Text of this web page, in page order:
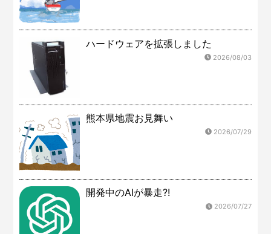
ハードウェアを拡張しました
2026/08/03
熊本県地震お見舞い
2026/07/29
開発中のAIが暴走?!
2026/07/27